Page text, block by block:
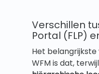
Verschillen
Portal (FLP)
Het belangrijkste
WFM is dat,